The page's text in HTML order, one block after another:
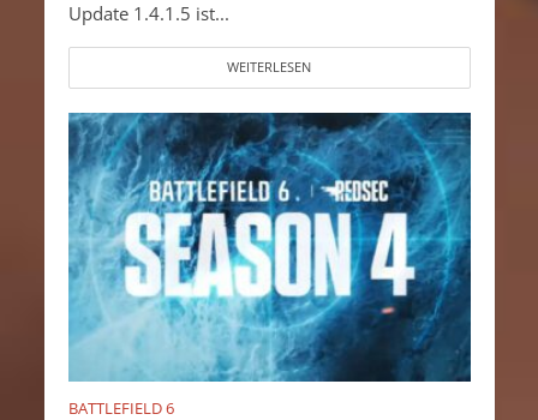
Update 1.4.1.5 ist...
WEITERLESEN
BATTLEFIELD 6